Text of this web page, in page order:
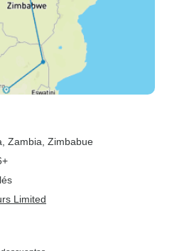
, Zambia , Zimbabue
Limited